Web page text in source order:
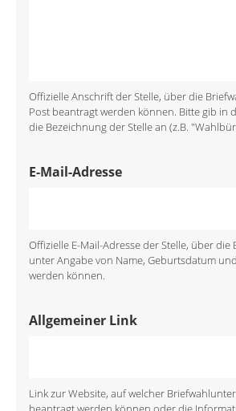
Offizielle Anschrift der Stelle, über die
Post beantragt werden können. Bitte gib in
die Bezeichnung der Stelle an (z.B.
E-Mail-Adresse
Offizielle E-Mail-Adresse der Stelle, über
unter Angabe von Name, Geburtsdatum
werden können.
Allgemeiner Link
Link zur Website, auf welcher